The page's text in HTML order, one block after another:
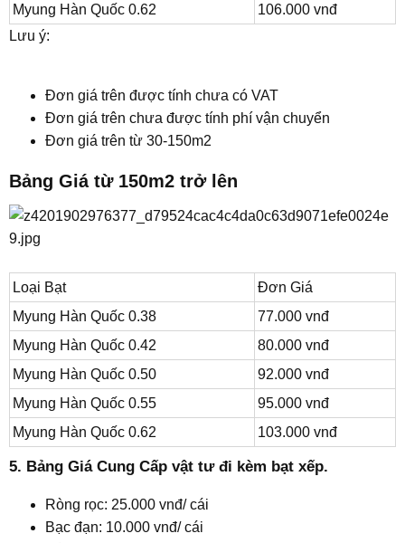
Myung Hàn Quốc 0.62
106.000 vnđ
Lưu ý:
Đơn giá trên được tính chưa có VAT
Đơn giá trên chưa được tính phí vận chuyển
Đơn giá trên từ 30-150m2
Bảng Giá từ 150m2 trở lên
Loại Bạt
Đơn Giá
Myung Hàn Quốc 0.38
77.000 vnđ
Myung Hàn Quốc 0.42
80.000 vnđ
Myung Hàn Quốc 0.50
92.000 vnđ
Myung Hàn Quốc 0.55
95.000 vnđ
Myung Hàn Quốc 0.62
103.000 vnđ
5. Bảng Giá Cung Cấp vật tư đi kèm bạt xếp.
Ròng rọc: 25.000 vnđ/ cái
Bạc đạn: 10.000 vnđ/ cái